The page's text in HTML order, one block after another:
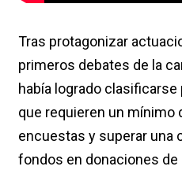
Tras protagonizar
primeros debates de la
había logrado
que requieren un mínimo
encuestas y superar una
fondos en donaciones de